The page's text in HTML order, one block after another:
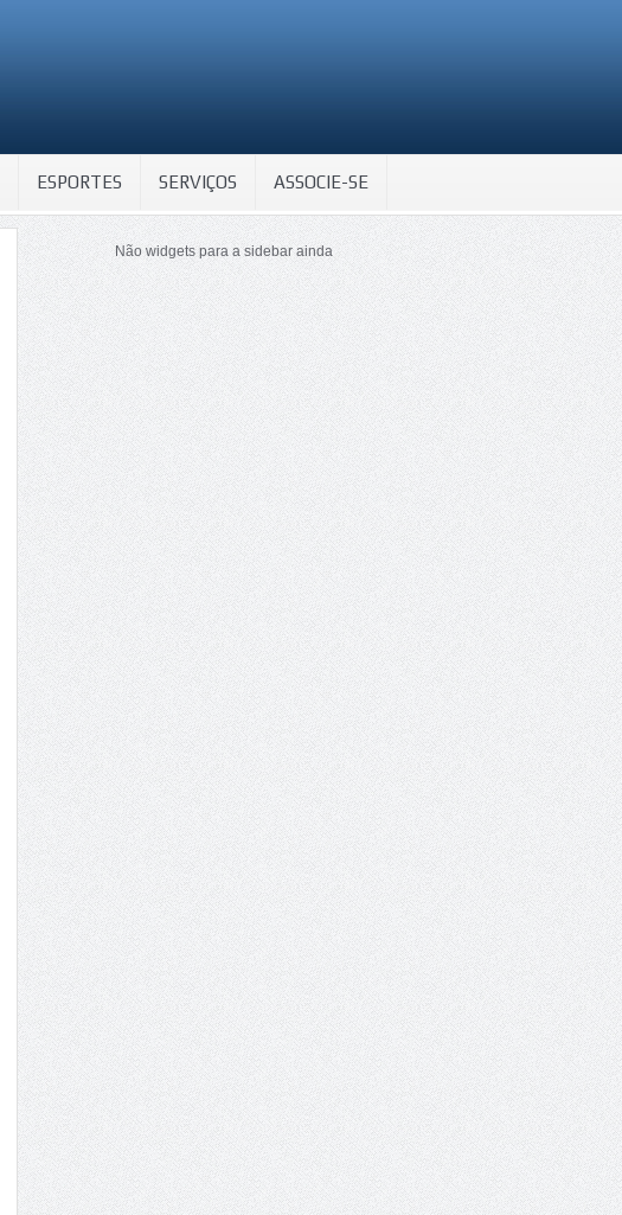
ESPORTES SERVIÇOS ASSOCIE-SE
Não widgets para a sidebar ainda